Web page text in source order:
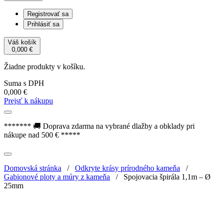
Registrovať sa
Prihlásiť sa
Váš košík
0,000 €
Žiadne produkty v košíku.
Suma s DPH
0,000 €
Prejsť k nákupu
******* 🚚 Doprava zdarma na vybrané dlažby a obklady pri
nákupe nad 500 € *****
Domovská stránka / Odkryte krásy prírodného kameňa /
Gabionové ploty a múry z kameňa / Spojovacia špirála 1,1m – Ø
25mm